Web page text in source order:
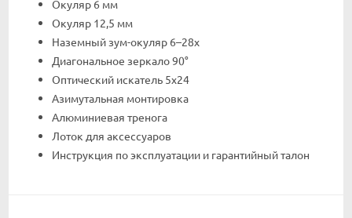
Окуляр 6 мм
Окуляр 12,5 мм
Наземный зум-окуляр 6–28х
Диагональное зеркало 90°
Оптический искатель 5х24
Азимутальная монтировка
Алюминиевая тренога
Лоток для аксессуаров
Инструкция по эксплуатации и гарантийный талон